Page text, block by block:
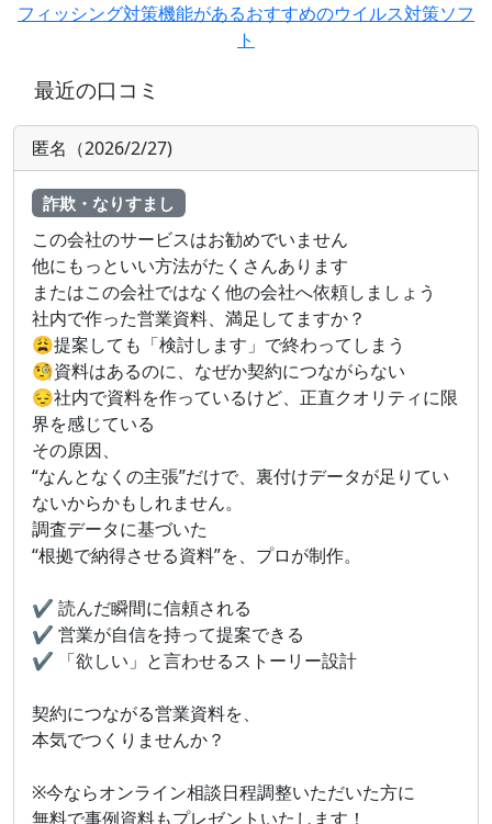
フィッシング対策機能があるおすすめのウイルス対策ソフ
ト
最近の口コミ
匿名（2026/2/27)
詐欺・なりすまし
この会社のサービスはお勧めでいません
他にもっといい方法がたくさんあります
またはこの会社ではなく他の会社へ依頼しましょう
社内で作った営業資料、満足してますか？
😩提案しても「検討します」で終わってしまう
🧐資料はあるのに、なぜか契約につながらない
😔社内で資料を作っているけど、正直クオリティに限
界を感じている
その原因、
“なんとなくの主張”だけで、裏付けデータが足りてい
ないからかもしれません。
調査データに基づいた
“根拠で納得させる資料”を、プロが制作。
✔️ 読んだ瞬間に信頼される
✔️ 営業が自信を持って提案できる
✔️ 「欲しい」と言わせるストーリー設計
契約につながる営業資料を、
本気でつくりませんか？
※今ならオンライン相談日程調整いただいた方に
無料で事例資料もプレゼントいたします！